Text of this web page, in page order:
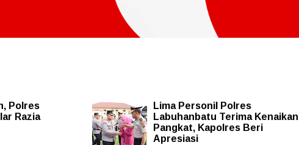
Polres
Razia
Lima Personil Polres
Labuhanbatu Terima Kenaikan
Pangkat, Kapolres Beri
Apresiasi